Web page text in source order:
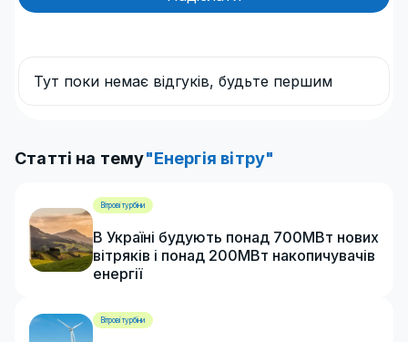
Тут поки немає відгуків, будьте першим
Статті на тему"Енергія вітру"
Вітрові турбіни
В Україні будують понад 700МВт нових
вітряків і понад 200МВт накопичувачів
енергії
Вітрові турбіни